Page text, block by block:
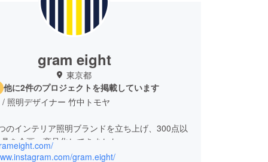
gram eight
東京都
他に2件のプロジェクトを掲載しています
照明デザイナー 竹中トモヤ
のインテリア照明ブランドを立ち上げ、300点以
を企画・商品化してきました。
gram.eight/